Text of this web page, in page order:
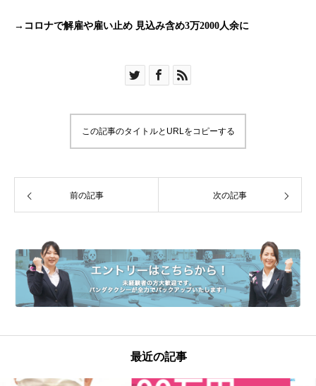
→コロナで解雇や雇い止め 見込み含め3万2000人余に
この記事のタイトルとURLをコピーする
前の記事 次の記事
最近の記事